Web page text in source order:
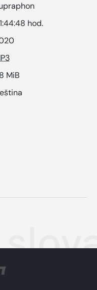
hod.
MiB